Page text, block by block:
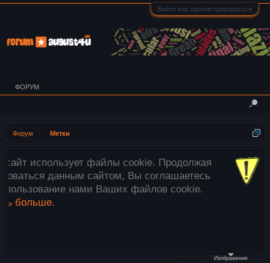
Войти или зарегистрироваться
Форум Метки
cookie. Продолжая
Вы соглашаетесь
файлов cookie.
Внимание! Все
загружаются только
этого используйте
Изображение
ФОРУМ